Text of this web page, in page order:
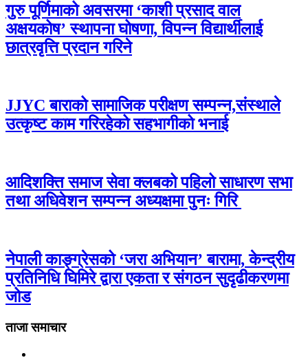
गुरु पूर्णिमाको अवसरमा ‘काशी प्रसाद वाल
अक्षयकोष’ स्थापना घोषणा, विपन्न विद्यार्थीलाई
छात्रवृत्ति प्रदान गरिने
JJYC बाराको सामाजिक परीक्षण सम्पन्न,संस्थाले
उत्कृष्ट काम गरिरहेको सहभागीको भनाई
आदिशक्ति समाज सेवा क्लबको पहिलो साधारण सभा
तथा अधिवेशन सम्पन्न अध्यक्षमा पुनः गिरि
नेपाली काङ्ग्रेसको ‘जरा अभियान’ बारामा, केन्द्रीय
प्रतिनिधि घिमिरे द्वारा एकता र संगठन सुदृढीकरणमा
जोड
ताजा समाचार